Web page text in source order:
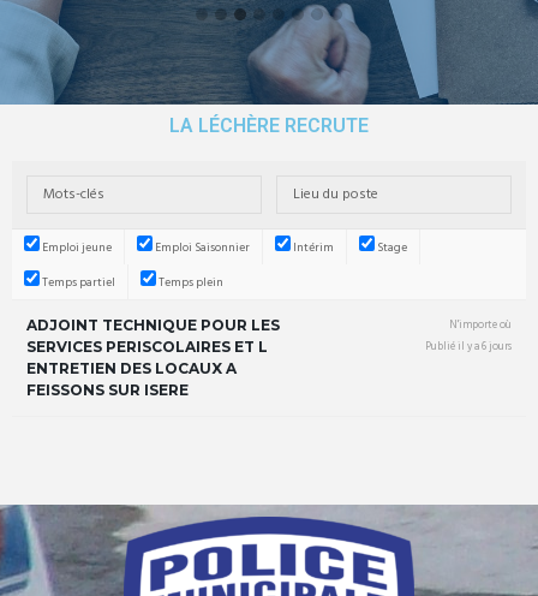
LA LÉCHÈRE RECRUTE
Emploi jeune Emploi Saisonnier Intérim
Stage
Temps partiel
Temps plein
ADJOINT TECHNIQUE POUR LES
SERVICES PERISCOLAIRES ET L
ENTRETIEN DES LOCAUX A
FEISSONS SUR ISERE
N'importe où
Publié il y a 6 jours